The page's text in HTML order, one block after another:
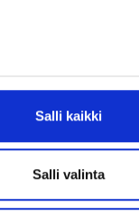
Salli kaikki
Salli valinta
erityissäännöksiä
yhteyttä